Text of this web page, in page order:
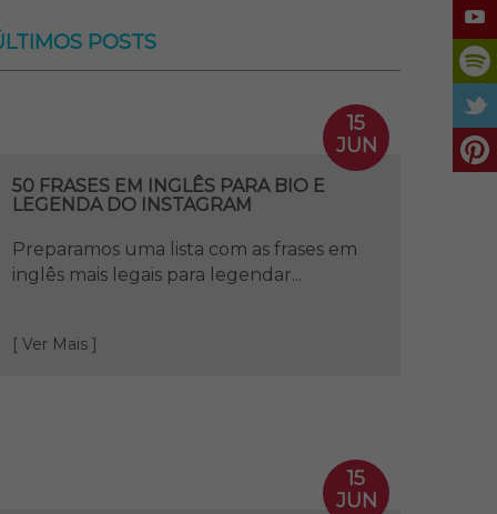
POSTS
15
JUN
50 FRASES EM INGLÊS PARA BIO E
LEGENDA DO INSTAGRAM
Preparamos uma lista com as frases em
inglês mais legais para legendar...
[ Ver Mais ]
15
JUN